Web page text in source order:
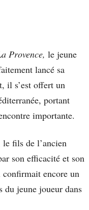
Provence, le jeune
lancé sa
il s’est offert un
portant
importante.
fils de l’ancien
son efficacité et son
encore un
du jeune joueur dans